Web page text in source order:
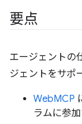
要点
エージェントの
ジェントをサポ
WebMCP
ラムに参加